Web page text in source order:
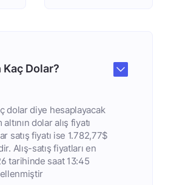
Kaç Dolar?
dolar diye hesaplayacak
dolar alış fiyatı
satış fiyatı ise 1.782,77$
Alış-satış fiyatları en
tarihinde saat 13:45